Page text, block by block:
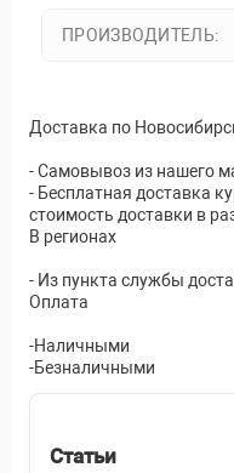
ПРОИЗВОДИТЕЛЬ:
Доставка по
- Самовывоз из нашего
- Бесплатная доставка
стоимость доставки в
В регионах
- Из пункта службы
Оплата
-Наличными
-Безналичными
Статьи